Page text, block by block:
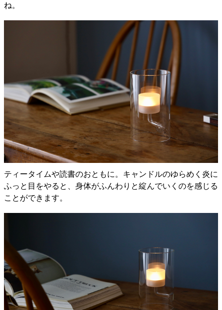
ね。
ティータイムや読書のおともに。キャンドルのゆらめく炎に
ふっと目をやると、身体がふんわりと綻んでいくのを感じる
ことができます。